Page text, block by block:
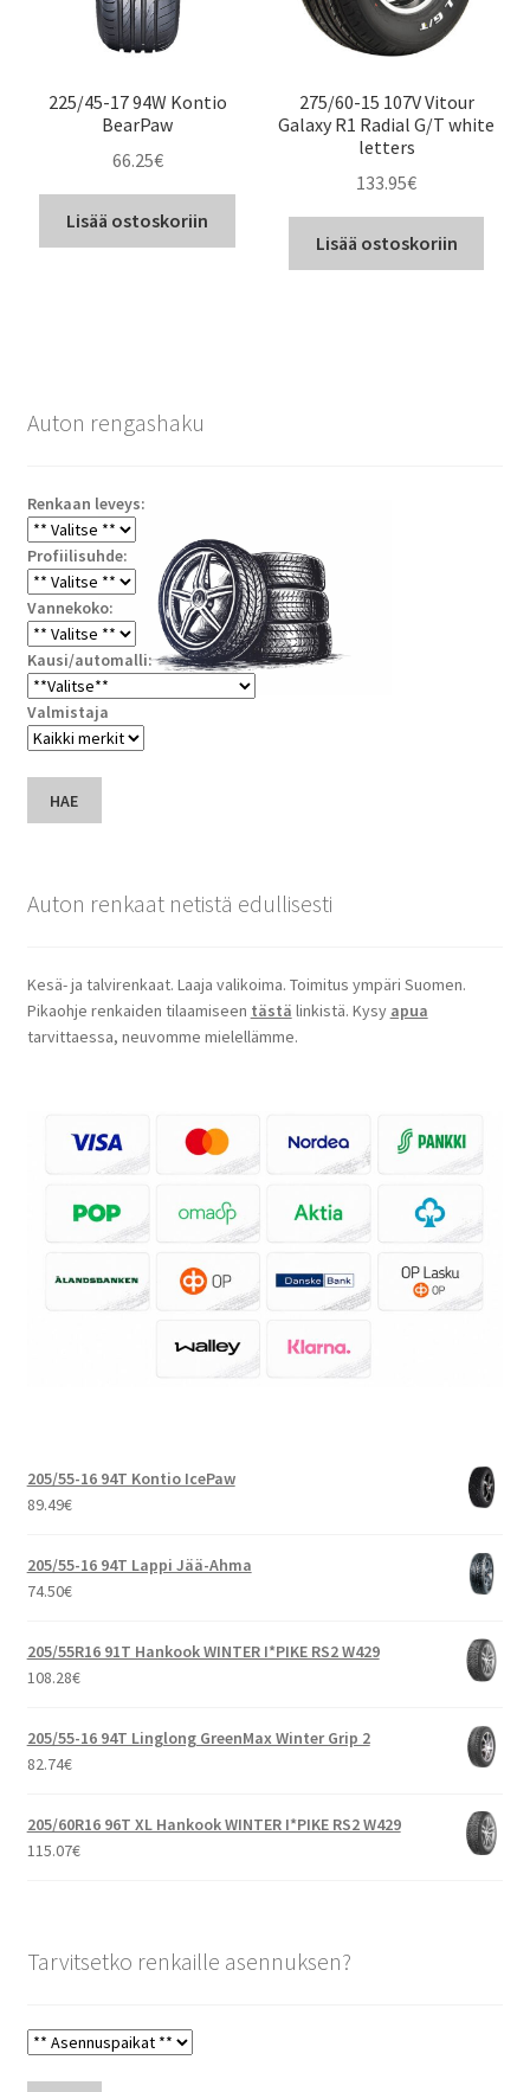
225/45-17 94W Kontio
BearPaw
66.25€
Lisää ostoskoriin
275/60-15 107V Vitour
Galaxy R1 Radial G/T white
letters
133.95€
Lisää ostoskoriin
Auton rengashaku
Renkaan leveys:
Profiilisuhde:
Vannekoko:
Kausi/automalli:
Valmistaja
HAE
Auton renkaat netistä edullisesti
Kesä- ja talvirenkaat. Laaja valikoima. Toimitus ympäri Suomen.
Pikaohje renkaiden tilaamiseen tästä linkistä. Kysy apua
tarvittaessa, neuvomme mielellämme.
205/55-16 94T Kontio IcePaw
89.49€
205/55-16 94T Lappi Jää-Ahma
74.50€
205/55R16 91T Hankook WINTER I*PIKE RS2 W429
108.28€
205/55-16 94T Linglong GreenMax Winter Grip 2
82.74€
205/60R16 96T XL Hankook WINTER I*PIKE RS2 W429
115.07€
Tarvitsetko renkaille asennuksen?